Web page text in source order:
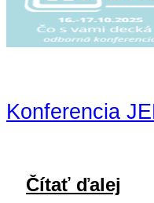
Konferencia
Čítať ďalej